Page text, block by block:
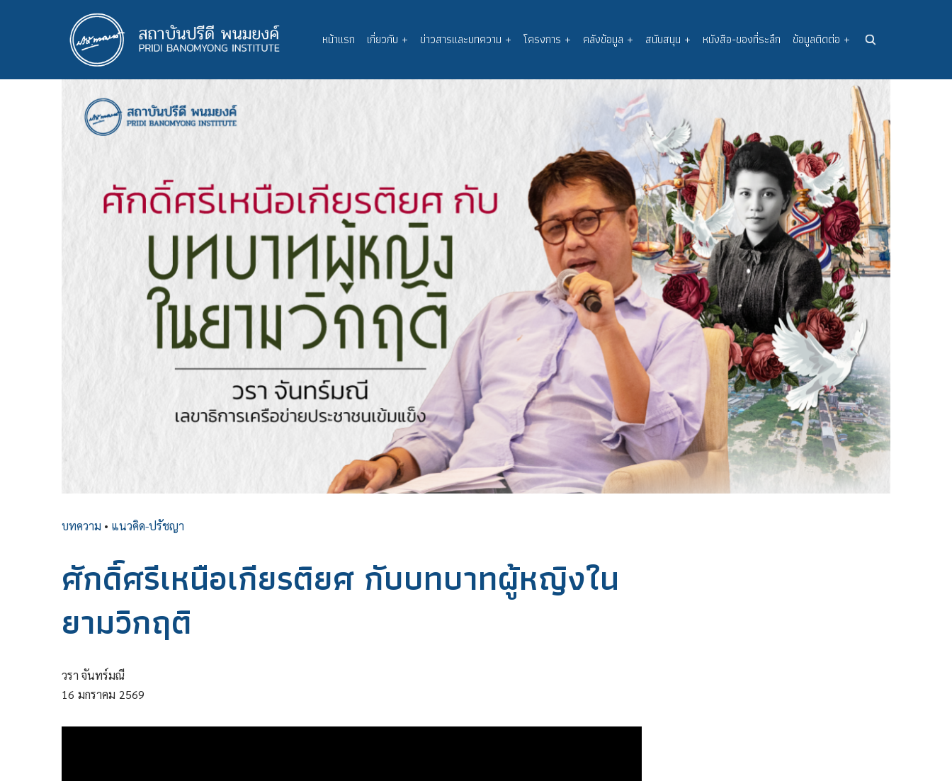
Main
navigation
หน้าแรก เกี่ยวกับ + ข่าวสารและบทความ + โครงการ + คลังข้อมูล + สนับสนุน + หนังสือ-ของที่ระลึก ข้อมูลติดต่อ +
บทความ • แนวคิด-ปรัชญา
ศักดิ์ศรีเหนือเกียรติยศ กับบทบาทผู้หญิงใน
ยามวิกฤติ
วรา จันทร์มณี
16 มกราคม 2569